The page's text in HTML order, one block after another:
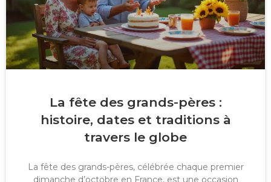
La fête des grands-pères :
histoire, dates et traditions à
travers le globe
La fête des grands-pères, célébrée chaque premier
dimanche d’octobre en France, est une occasion